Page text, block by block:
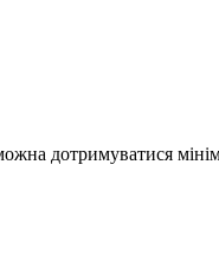
дотримуватися